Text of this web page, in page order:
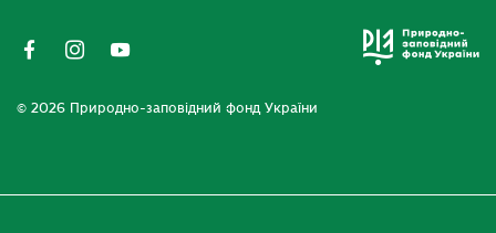
© 2026 Природно-заповідний фонд України